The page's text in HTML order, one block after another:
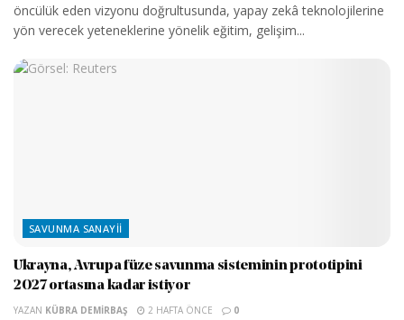
öncülük eden vizyonu doğrultusunda, yapay zekâ teknolojilerine
yön verecek yeteneklerine yönelik eğitim, gelişim...
SAVUNMA SANAYII
Ukrayna, Avrupa füze savunma sisteminin prototipini
2027 ortasına kadar istiyor
YAZAN KÜBRA DEMIRBAŞ 2 HAFTA ÖNCE 0